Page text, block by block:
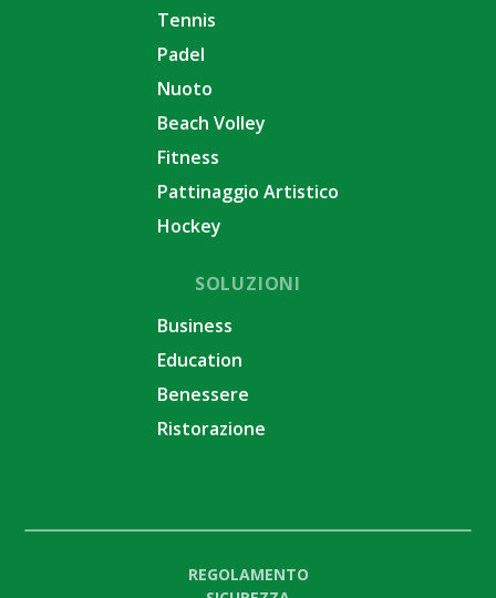
Tennis
Padel
Nuoto
Beach Volley
Fitness
Pattinaggio Artistico
Hockey
SOLUZIONI
Business
Education
Benessere
Ristorazione
REGOLAMENTO